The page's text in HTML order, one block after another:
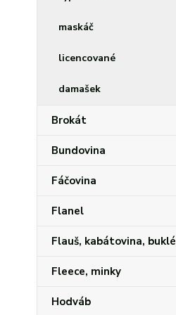
maskáč
licencované
damašek
Brokát
Bundovina
Fáčovina
Flanel
Flauš, kabátovina, buklé
Fleece, minky
Hodváb